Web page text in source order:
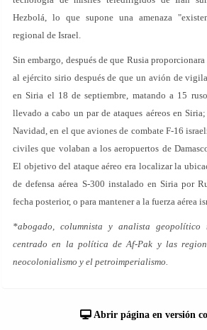
Hezbolá, lo que supone una amenaza
regional de Israel.
Sin embargo, después de que Rusia
al ejército sirio después de que un avión de
en Siria el 18 de septiembre, matando a 15
llevado a cabo un par de ataques aéreos en
Navidad, en el que aviones de combate F-16
civiles que volaban a los aeropuertos de
El objetivo del ataque aéreo era localizar la
de defensa aérea S-300 instalado en Siria por
fecha posterior, o para mantener a la fuerza aérea
*abogado, columnista y analista geopolítico
centrado en la política de Af-Pak y las
neocolonialismo y el petroimperialismo.
Abrir página en versión